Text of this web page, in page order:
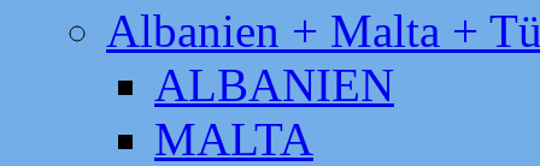
Albanien + Malta +
ALBANIEN
MALTA